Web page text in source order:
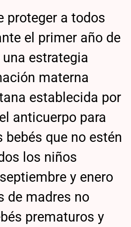
proteger a todos
el primer año de
estrategia
materna
establecida por
anticuerpo para
que no estén
los niños
y enero
de madres no
prematuros y